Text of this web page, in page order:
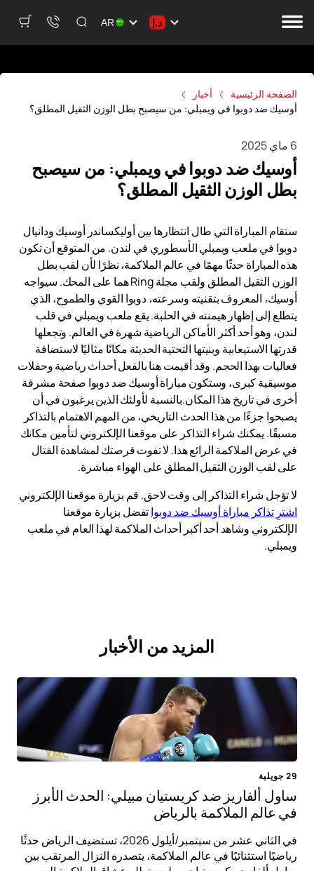
د.إ AR
الصفحة الرئيسية
أخبار
أوسيك ضد دوبوا في ويمبلي: من سيصبح بطل الوزن الثقيل المطلق؟
6 ماي 2025
أوسيك ضد دوبوا في ويمبلي: من سيصبح
بطل الوزن الثقيل المطلق؟
ستقام المباراة التي طال انتظارها بين أوليكساندر أوسيك ودانيال
دوبوا في ملعب ويمبلي الأسطوري في لندن. من المتوقع أن تكون
هذه المباراة حدثًا مهمًا في عالم الملاكمة، نظرًا لأن لقب بطل
الوزن الثقيل المطلق ولقب مجلة Ring هما على المحك. سيواجه
أوسيك، المعروف بتقنيته وسرعته، دوبوا القوي والطموح، الذي
يتطلع إلى إظهار هيمنته في الحلبة. يقع ملعب ويمبلي في قلب
لندن، وهو أحد أكثر الأماكن الرياضية شهرة في العالم. وتجعلها
قدرتها الاستيعابية وبنيتها التحتية الحديثة مكانًا مثاليًا لاستضافة
فعاليات بهذا الحجم. وقد أقيمت هنا بالفعل أحداث رياضية وحفلات
موسيقية كبرى، وستكون مباراة أوسيك ضد دوبوا صفحة مشرقة
أخرى في تاريخ هذا المكان.بالنسبة لأولئك الذين يرغبون في أن
يصبحوا جزءًا من هذا الحدث التاريخي، من المهم الاهتمام بالتذاكر
مسبقًا. يمكنك شراء التذاكر على موقعنا الإلكتروني لتأمين مكانك
في عرض الملاكمة الرائع هذا. لا تفوت فرصتك لمشاهدة القتال
على لقب الوزن الثقيل المطلق على الهواء مباشرة.
لا تؤجل شراء التذاكر إلى وقت لاحق. قم بزيارة موقعنا الإلكتروني
اشترِ تذاكر مباراة أوسيك ضد دوبواتفضل بزيارة موقعنا
الإلكتروني وشاهد أحد أكبر أحداث الملاكمة لهذا العام في ملعب
ويمبلي.
المزيد من الأخبار
29 جويلية
ساول ألفاريز ضد كريستيان مبيلي: الحدث الأبرز
في عالم الملاكمة بالرياض
في الثاني عشر من سبتمبر/أيلول 2026، تستضيف الرياض حدثًا
رياضيًا استثنائيًا في عالم الملاكمة، يتصدره النزال المرتقب بين